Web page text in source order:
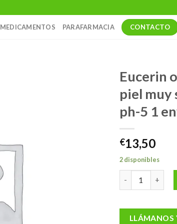
MEDICAMENTOS PARAFARMACIA CONTACTO
Eucerin
piel muy
ph-5 1
€13,50
2 disponibles
Eucerin oleogel
LLÁMANOS